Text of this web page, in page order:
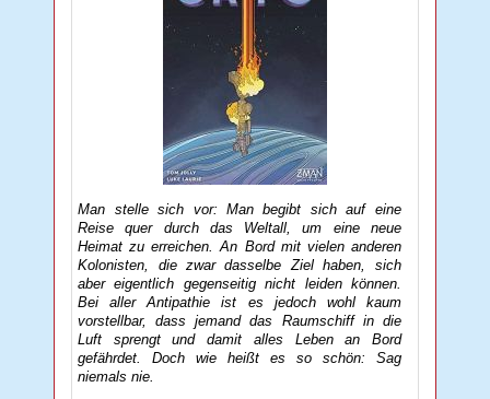
Man stelle sich vor: Man begibt sich auf eine
Reise quer durch das Weltall, um eine neue
Heimat zu erreichen. An Bord mit vielen anderen
Kolonisten, die zwar dasselbe Ziel haben, sich
aber eigentlich gegenseitig nicht leiden können.
Bei aller Antipathie ist es jedoch wohl kaum
vorstellbar, dass jemand das Raumschiff in die
Luft sprengt und damit alles Leben an Bord
gefährdet. Doch wie heißt es so schön: Sag
niemals nie.